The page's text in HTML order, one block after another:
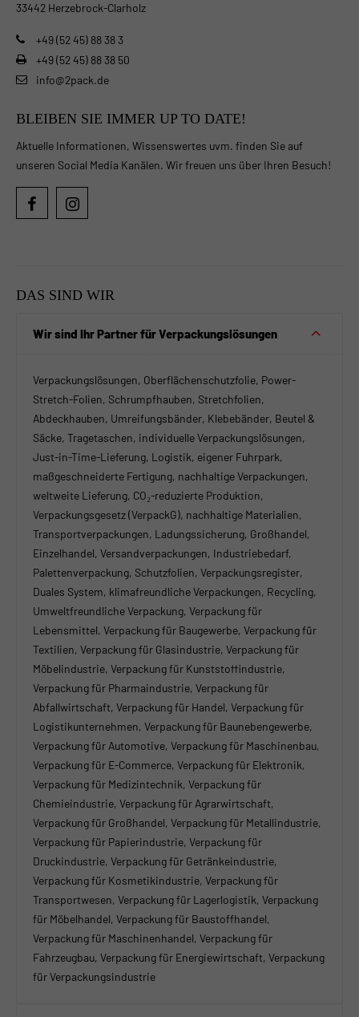
33442 Herzebrock-Clarholz
+49 (52 45) 88 38 3
+49 (52 45) 88 38 50
info@2pack.de
BLEIBEN SIE IMMER UP TO DATE!
Aktuelle Informationen, Wissenswertes uvm. finden Sie auf
unseren Social Media Kanälen. Wir freuen uns über Ihren Besuch!
DAS SIND WIR
Wir sind Ihr Partner für Verpackungslösungen
Verpackungslösungen, Oberflächenschutzfolie, Power-
Stretch-Folien, Schrumpfhauben, Stretchfolien,
Abdeckhauben, Umreifungsbänder, Klebebänder, Beutel &
Säcke, Tragetaschen, individuelle Verpackungslösungen,
Just-in-Time-Lieferung, Logistik, eigener Fuhrpark,
maßgeschneiderte Fertigung, nachhaltige Verpackungen,
weltweite Lieferung, CO₂-reduzierte Produktion,
Verpackungsgesetz (VerpackG), nachhaltige Materialien,
Transportverpackungen, Ladungssicherung, Großhandel,
Einzelhandel, Versandverpackungen, Industriebedarf,
Palettenverpackung, Schutzfolien, Verpackungsregister,
Duales System, klimafreundliche Verpackungen, Recycling,
Umweltfreundliche Verpackung, Verpackung für
Lebensmittel, Verpackung für Baugewerbe, Verpackung für
Textilien, Verpackung für Glasindustrie, Verpackung für
Möbelindustrie, Verpackung für Kunststoffindustrie,
Verpackung für Pharmaindustrie, Verpackung für
Abfallwirtschaft, Verpackung für Handel, Verpackung für
Logistikunternehmen, Verpackung für Baunebengewerbe,
Verpackung für Automotive, Verpackung für Maschinenbau,
Verpackung für E-Commerce, Verpackung für Elektronik,
Verpackung für Medizintechnik, Verpackung für
Chemieindustrie, Verpackung für Agrarwirtschaft,
Verpackung für Großhandel, Verpackung für Metallindustrie,
Verpackung für Papierindustrie, Verpackung für
Druckindustrie, Verpackung für Getränkeindustrie,
Verpackung für Kosmetikindustrie, Verpackung für
Transportwesen, Verpackung für Lagerlogistik, Verpackung
für Möbelhandel, Verpackung für Baustoffhandel,
Verpackung für Maschinenhandel, Verpackung für
Fahrzeugbau, Verpackung für Energiewirtschaft, Verpackung
für Verpackungsindustrie